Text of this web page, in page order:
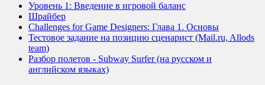
Уровень 1: Введение в игровой баланс
Шрайбер
Challenges for Game Designers: Глава 1. Основы
Тестовое задание на позицию сценарист (Mail.ru, Allods
team)
Разбор полетов - Subway Surfer (на русском и
английском языках)